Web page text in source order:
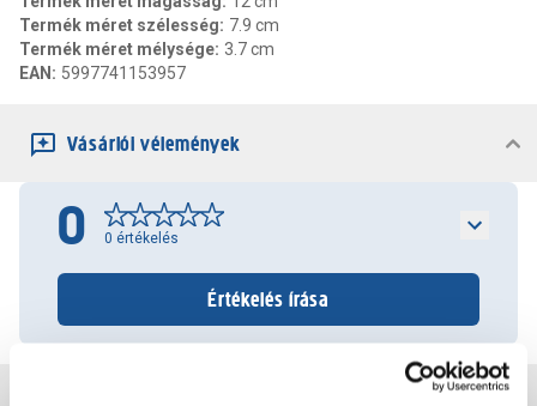
Termék méret szélesség: 7.9 cm
Termék méret mélysége: 3.7 cm
EAN : 5997741153957
Vásárlói vélemények
0 0 értékelés
Értékelés írása